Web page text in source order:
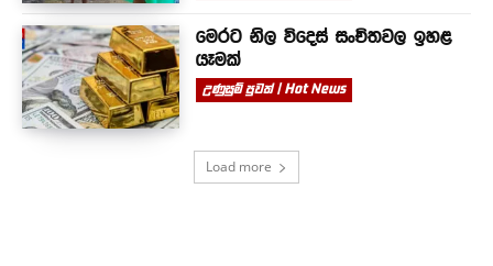
මෙරට නිල විදෙස් සංචිතවල ඉහළ
යෑමක්
උණුසුම් පුවත් | Hot News
Load more